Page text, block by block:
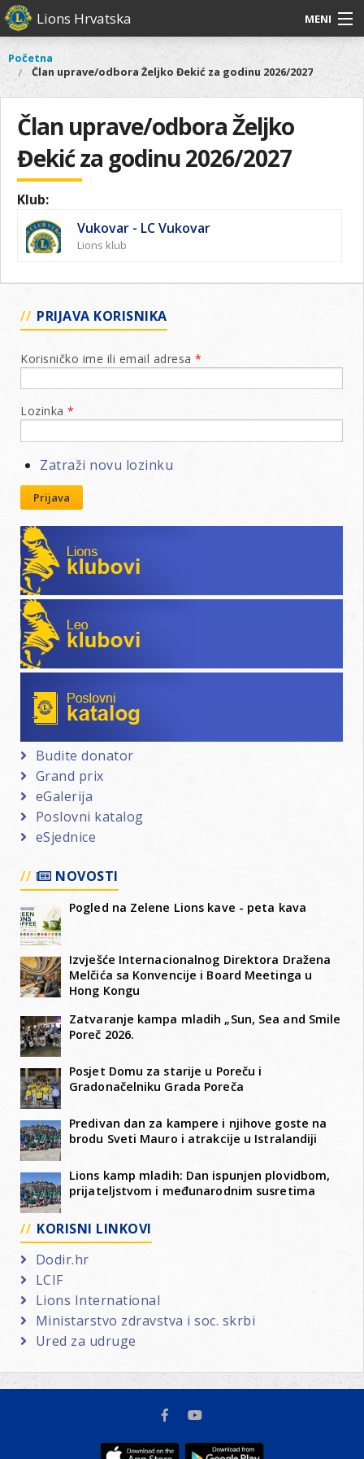
Skoči
na
sadržaj
Lions Hrvatska MENI
O nama
Lions Distrikt 126
Naši projekti
Aktivnosti
Glavni
izbornik
O
nama
Lions
Distrikt
126
Naši
projekti
Aktivnosti
Vi
ste
ovdje
Početna
Član uprave/odbora Željko Đekić za godinu 2026/2027
Član uprave/odbora Željko
Đekić za godinu 2026/2027
Klub:
Vukovar - LC Vukovar
Lions klub
PRIJAVA KORISNIKA
Korisničko ime ili email adresa *
Lozinka *
Zatraži novu lozinku
Prijava
Lions klubovi
Leo klubovi
Budite donator
Grand prix
eGalerija
Poslovni katalog
eSjednice
NOVOSTI
Pogled na Zelene Lions kave - peta kava
Izvješće Internacionalnog Direktora Dražena
Melčića sa Konvencije i Board Meetinga u
Hong Kongu
Zatvaranje kampa mladih „Sun, Sea and Smile
Poreč 2026.
Posjet Domu za starije u Poreču i
Gradonačelniku Grada Poreča
Predivan dan za kampere i njihove goste na
brodu Sveti Mauro i atrakcije u Istralandiji
Lions kamp mladih: Dan ispunjen plovidbom,
prijateljstvom i međunarodnim susretima
KORISNI LINKOVI
Dodir.hr
LCIF
Lions International
Ministarstvo zdravstva i soc. skrbi
Ured za udruge